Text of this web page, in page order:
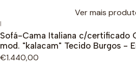
Ver mais
|
Sofá-Cama Italiana c/certificado
mod. "kalacam" Tecido Burgos -
€1.440,00